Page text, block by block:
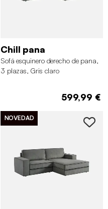
Chill pana
Sofá esquinero derecho de pana,
3 plazas, Gris claro
599,99 €
NOVEDAD